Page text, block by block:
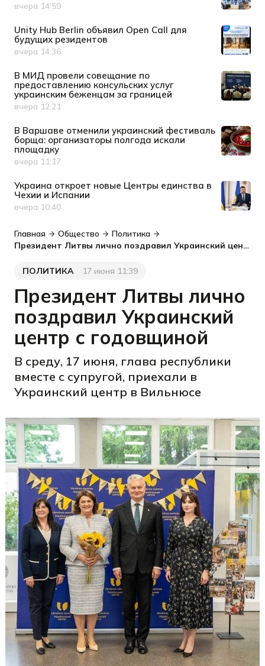
Дата публикации
вчера 14:59
Unity Hub Berlin объявил Open Call для
будущих резидентов
Дата публикации
вчера 14:36
В МИД провели совещание по
предоставлению консульских услуг
украинским беженцам за границей
Дата публикации
вчера 12:21
В Варшаве отменили украинский фестиваль
борща: организаторы полгода искали
площадку
Дата публикации
вчера 11:17
Украина откроет новые Центры единства в
Чехии и Испании
Дата публикации
вчера 10:40
Главная Общество
Политика
Президент Литвы лично поздравил Украинский центр с годовщиной
Категория
ПОЛИТИКА
Дата публикации
17 июня 11:39
Президент Литвы лично
поздравил Украинский
центр с годовщиной
В среду, 17 июня, глава республики
вместе с супругой, приехали в
Украинский центр в Вильнюсе